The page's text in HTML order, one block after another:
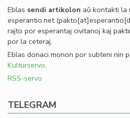
Eblas sendi artikolon aŭ kontakti la
esperantio.net
rajto por esperantaj civitanoj kaj
por la ceteraj.
Eblas donaci monon por subteni nin
Kulturservo.
RSS-servo
TELEGRAM